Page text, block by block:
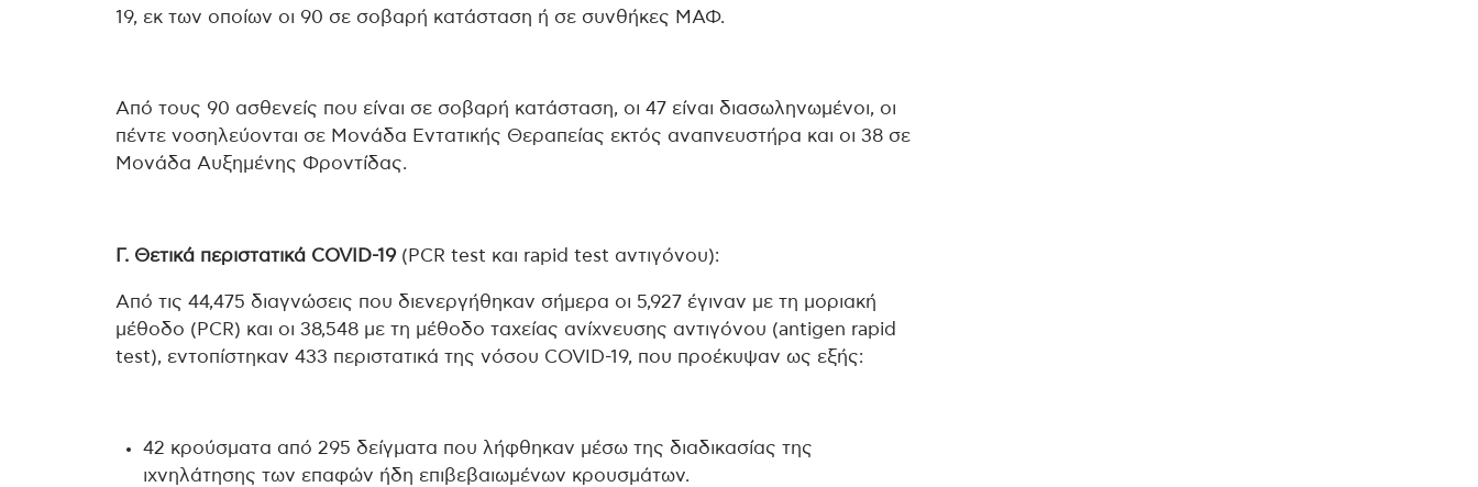
19, εκ των οποίων οι 90 σε σοβαρή κατάσταση ή σε συνθήκες ΜΑΦ.
Από τους 90 ασθενείς που είναι σε σοβαρή κατάσταση, οι 47 είναι διασωληνωμένοι, οι
πέντε νοσηλεύονται σε Μονάδα Εντατικής Θεραπείας εκτός αναπνευστήρα και οι 38 σε
Μονάδα Αυξημένης Φροντίδας.
Γ. Θετικά περιστατικά COVID-19 (PCR test και rapid test αντιγόνου):
Από τις 44,475 διαγνώσεις που διενεργήθηκαν σήμερα οι 5,927 έγιναν με τη μοριακή
μέθοδο (PCR) και οι 38,548 με τη μέθοδο ταχείας ανίχνευσης αντιγόνου (antigen rapid
test), εντοπίστηκαν 433 περιστατικά της νόσου COVID-19, που προέκυψαν ως εξής:
42 κρούσματα από 295 δείγματα που λήφθηκαν μέσω της διαδικασίας της
ιχνηλάτησης των επαφών ήδη επιβεβαιωμένων κρουσμάτων.